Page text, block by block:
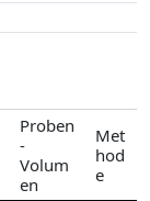
Proben
-
Volum
en
Met
hod
e